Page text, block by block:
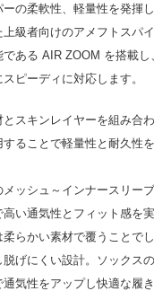
ーの柔軟性、軽量性を発揮
級者向けのアメフトスパ
である AIR ZOOM を搭載し
ピーディに対応します。
スキンレイヤーを組み合
ることで軽量性と耐久性
ッシュ～インナースリー
い通気性とフィット感を実
らかい素材で覆うことで
脱げにくい設計。ソックス
気性をアップし快適な履き